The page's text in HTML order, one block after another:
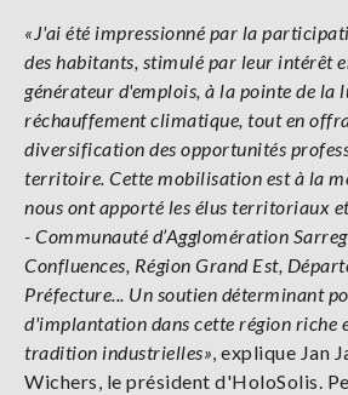
«J'ai été impressionné par la
des habitants, stimulé par leur intérêt
générateur d'emplois, à la pointe de la
réchauffement climatique, tout en
diversification des opportunités
territoire. Cette mobilisation est à la
nous ont apporté les élus territoriaux
- Communauté d’Agglomération
Confluences, Région Grand Est,
Préfecture... Un soutien déterminant
d'implantation dans cette région riche
tradition industrielles», explique Jan
Wichers, le président d'HoloSolis.